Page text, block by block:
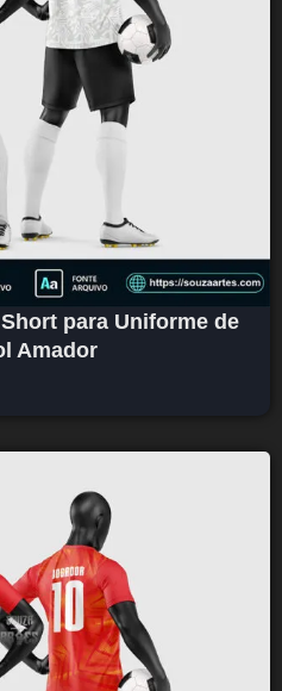
para Uniforme de
Amador